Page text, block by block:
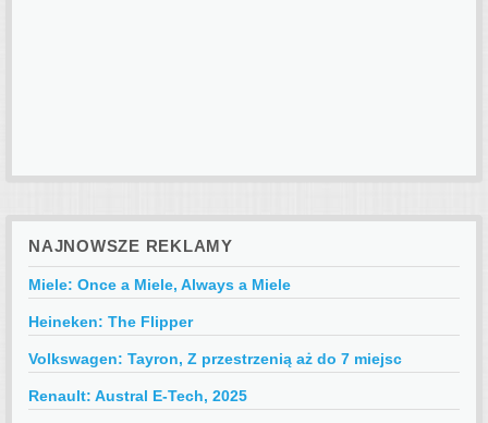
NAJNOWSZE REKLAMY
Miele: Once a Miele, Always a Miele
Heineken: The Flipper
Volkswagen: Tayron, Z przestrzenią aż do 7 miejsc
Renault: Austral E-Tech, 2025